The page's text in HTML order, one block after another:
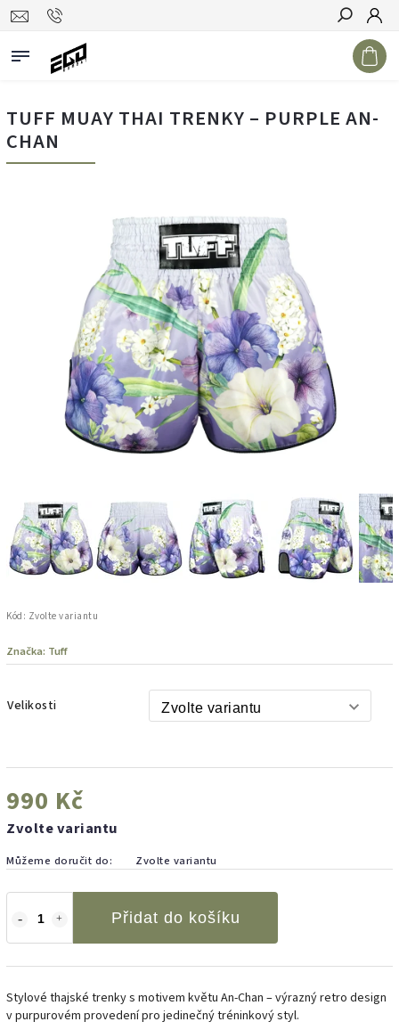
Hledat
TUFF MUAY THAI TRENKY – PURPLE AN-
CHAN
Kód: Zvolte variantu
Značka: Tuff
Velikosti
990 Kč
Zvolte variantu
Můžeme doručit do: Zvolte variantu
Přidat do košíku
Stylové thajské trenky s motivem květu An-Chan – výrazný retro design
v purpurovém provedení pro jedinečný tréninkový styl.